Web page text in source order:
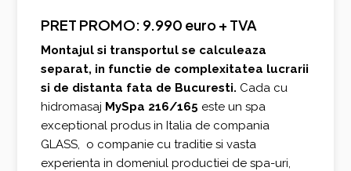
PRET PROMO: 9.990 euro + TVA
Montajul si transportul se calculeaza
separat, in functie de complexitatea lucrarii
si de distanta fata de Bucuresti. Cada cu
hidromasaj MySpa 216/165 este un spa
exceptional produs in Italia de compania
GLASS, o companie cu traditie si vasta
experienta in domeniul productiei de spa-uri,